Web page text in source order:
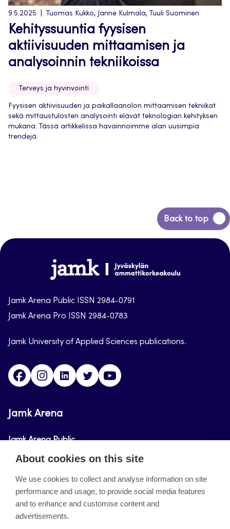
9.5.2025 Tuomas Kukko, Janne Kulmala, Tuuli Suominen
Kehityssuuntia fyysisen
aktiivisuuden mittaamisen ja
analysoinnin tekniikoissa
Terveys ja hyvinvointi
Fyysisen aktiivisuuden ja paikallaanolon mittaamisen tekniikat
sekä mittaustulosten analysointi elävät teknologian kehityksen
mukana. Tässä artikkelissa havainnoimme alan uusimpia
trendejä.
Back to top
Back
to
Jamk-
arena
Jamk Arena Public ISSN 2984-0791
Jamk Arena Pro ISSN 2984-0783
Jamk University of Applied Sciences publications.
FacebookInstagramLinkedinTwitter
Jamk Arena
Jamk Arena Public
Jamk Arena Pro
About the site
Accessibility Statement
About cookies on this site
We use cookies to collect and analyse information on site
performance and usage, to provide social media features
and to enhance and customise content and
advertisements.